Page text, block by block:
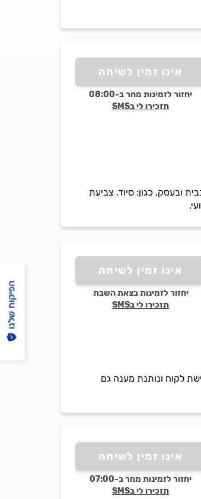
אינו זמין לשיחה
יחזור לזמינות מחר ב-08:00
תזכירו לי בSMS
ובעסק, כגון: סיוד, צביעת
אינו זמין לשיחה
יחזור לזמינות בצאת השבת
תזכירו לי בSMS
לקוח ונותנת מענה גם
אינו זמין לשיחה
יחזור לזמינות מחר ב-07:00
תזכירו לי בSMS
הפיקוח שלנו